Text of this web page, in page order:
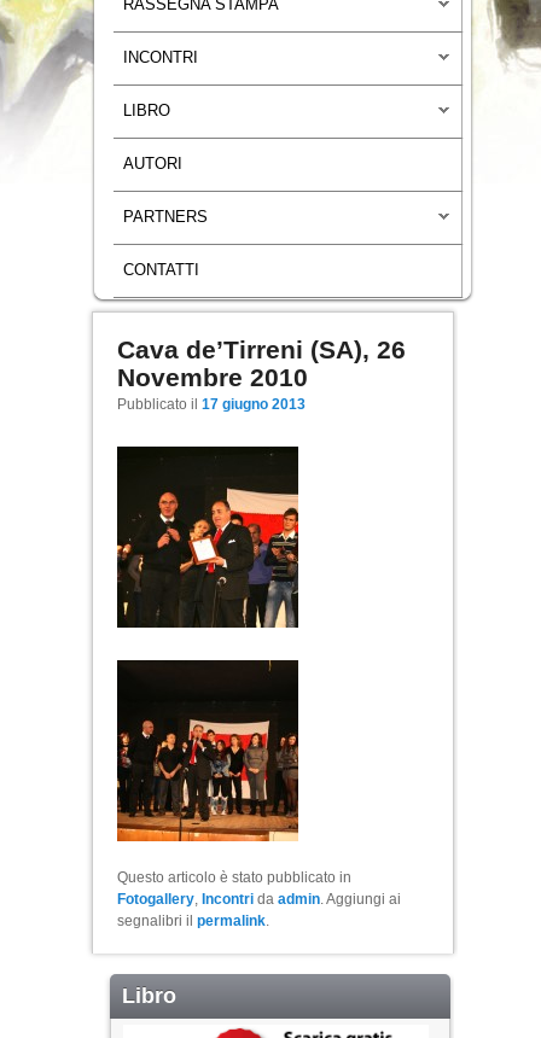
RASSEGNA STAMPA
INCONTRI
LIBRO
AUTORI
PARTNERS
CONTATTI
Navigazione articoli
Cava de’Tirreni (SA), 26
Novembre 2010
Pubblicato il 17 giugno 2013
Questo articolo è stato pubblicato in
Fotogallery, Incontrida admin. Aggiungi ai
segnalibri il permalink.
Libro